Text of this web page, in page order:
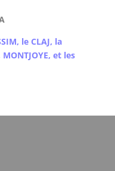
le CLAJ, la
et les